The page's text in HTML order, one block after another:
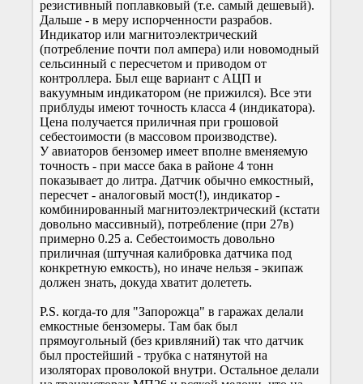
резистивный поплавковый (т.е. самый дешевый).
Дальше - в меру испорченности разрабов.
Индикатор или магнитоэлектрический
(потребление почти пол ампера) или новомодный
сельсинный с пересчетом и приводом от
контроллера. Был еще вариант с АЦП и
вакуумным индикатором (не прижился). Все эти
приблуды имеют точность класса 4 (индикатора).
Цена получается приличная при грошовой
себестоимости (в массовом производстве).
У авиаторов бензомер имеет вполне вменяемую
точность - при массе бака в районе 4 тонн
показывает до литра. Датчик обычно емкостный,
пересчет - аналоговый мост(!), индикатор -
комбинированный магнитоэлектрический (кстати
довольно массивный), потребление (при 27в)
примерно 0.25 а. Себестоимость довольно
приличная (штучная калибровка датчика под
конкретную емкость), но иначе нельзя - экипаж
должен знать, докуда хватит долететь.
P.S. когда-то для "Запорожца" в гаражах делали
емкостные бензомеры. Там бак был
прямоугольный (без кривляний) так что датчик
был простейший - трубка с натянутой на
изоляторах проволокой внутри. Остальное делали